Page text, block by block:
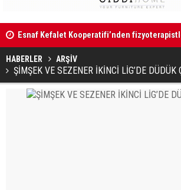
“Korkunun değil güvenin egemen olduğu
yaşamak hepimizin ortak hakkı”
HABERLER ARŞİV
ŞİMŞEK VE SEZENER İKİNCİ LİG’DE DÜDÜK